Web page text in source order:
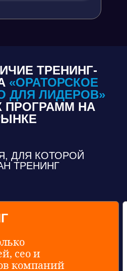
ТРЕНИНГ-
«ОРАТОРСКОЕ
ДЛЯ ЛИДЕРОВ»
ПРОГРАММ НА
ДЛЯ КОТОРОЙ
ТРЕНИНГ